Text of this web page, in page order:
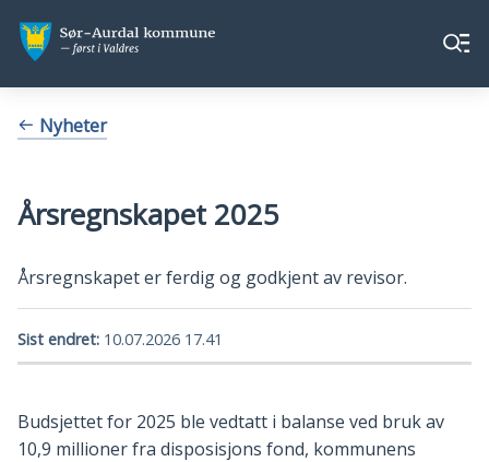
Sør-
Aurdal
kommune
Sør-
Aurdal
Meny
Du Nyheter
Årsregnskapet 2025
Årsregnskapet er ferdig og godkjent av revisor.
Sist endret 10.07.2026 17.41
Budsjettet for 2025 ble vedtatt i balanse ved bruk av
10,9 millioner fra disposisjons fond, kommunens